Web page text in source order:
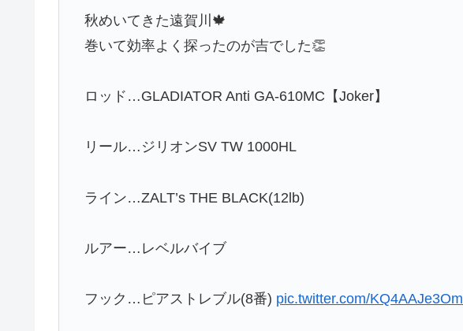
秋めいてきた遠賀川🍁
巻いて効率よく探ったのが吉でした👏
ロッド…GLADIATOR Anti GA-610MC【Joker】
リール…ジリオンSV TW 1000HL
ライン…ZALT’s THE BLACK(12lb)
ルアー…レベルバイブ
フック…ピアストレブル(8番) pic.twitter.com/KQ4AAJe3Om